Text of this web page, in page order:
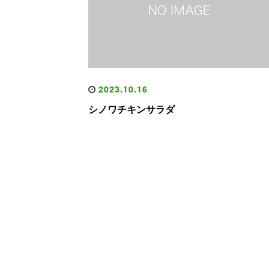
2023.10.16
シノワチキンサラダ